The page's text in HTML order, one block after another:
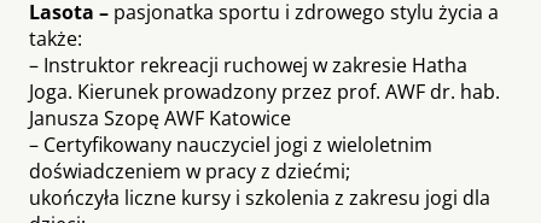
Lasota – pasjonatka sportu i zdrowego stylu życia a
także:
– Instruktor rekreacji ruchowej w zakresie Hatha
Joga. Kierunek prowadzony przez prof. AWF dr. hab.
Janusza Szopę AWF Katowice
– Certyfikowany nauczyciel jogi z wieloletnim
doświadczeniem w pracy z dziećmi;
ukończyła liczne kursy i szkolenia z zakresu jogi dla